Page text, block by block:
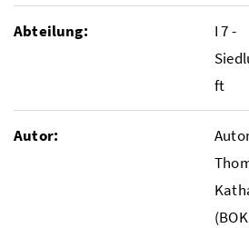
Abteilung:
I 7 -
ft
Autor: